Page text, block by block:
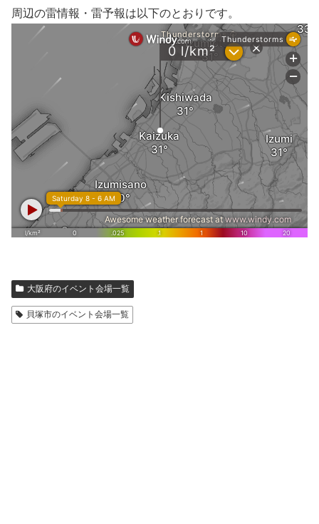
周辺の雷情報・雷予報は以下のとおりです。
大阪府のイベント会場一覧
貝塚市のイベント会場一覧